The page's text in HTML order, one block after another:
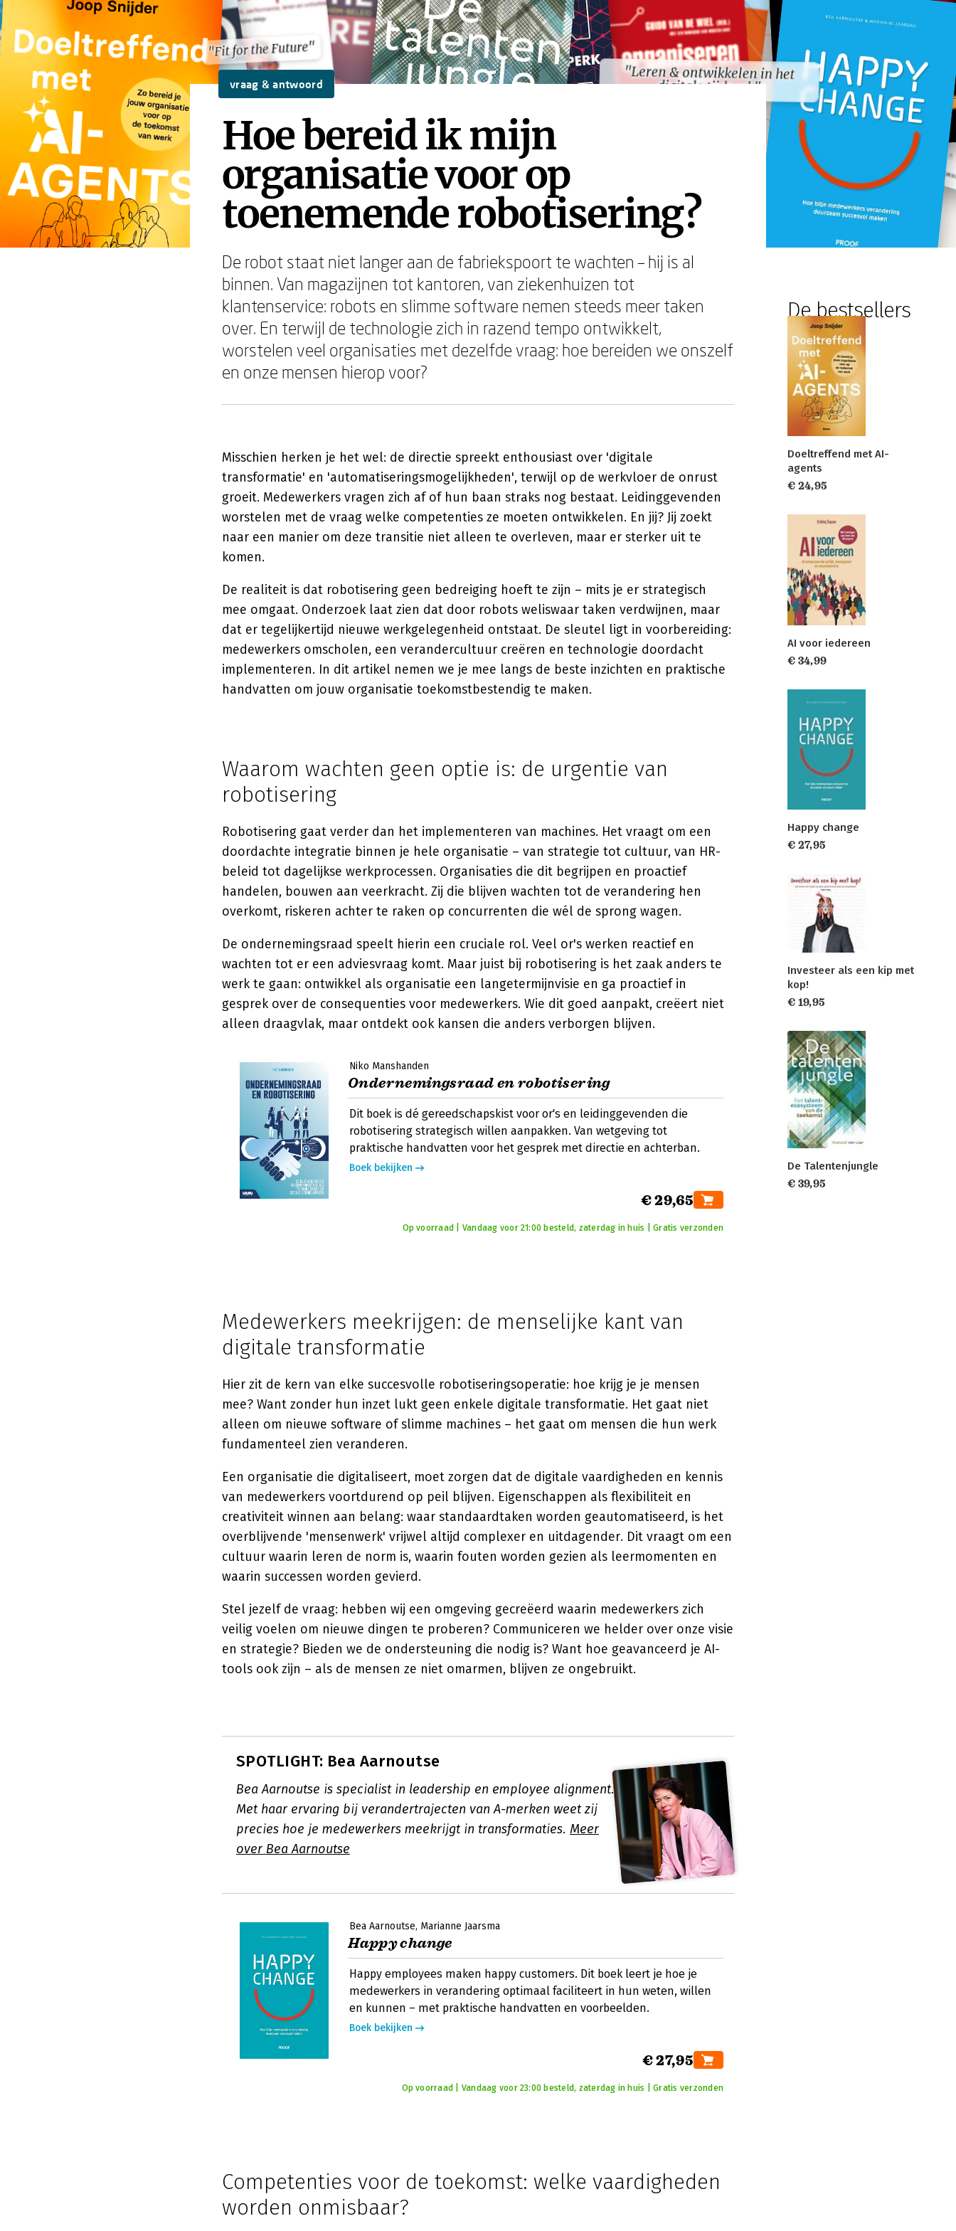
"Fit for the Future"
"Leren & ontwikkelen in het
digitale tijdperk"
"Fit for the Future"
"Leren & ontwikkelen in het
digitale tijdperk"
vraag & antwoord
Hoe bereid ik mijn
organisatie voor op
toenemende robotisering?
De robot staat niet langer aan de fabriekspoort te wachten – hij is al
binnen. Van magazijnen tot kantoren, van ziekenhuizen tot
klantenservice: robots en slimme software nemen steeds meer taken
over. En terwijl de technologie zich in razend tempo ontwikkelt,
worstelen veel organisaties met dezelfde vraag: hoe bereiden we onszelf
en onze mensen hierop voor?
Misschien herken je het wel: de directie spreekt enthousiast over 'digitale
transformatie' en 'automatiseringsmogelijkheden', terwijl op de werkvloer de onrust
groeit. Medewerkers vragen zich af of hun baan straks nog bestaat. Leidinggevenden
worstelen met de vraag welke competenties ze moeten ontwikkelen. En jij? Jij zoekt
naar een manier om deze transitie niet alleen te overleven, maar er sterker uit te
komen.
De realiteit is dat robotisering geen bedreiging hoeft te zijn – mits je er strategisch
mee omgaat. Onderzoek laat zien dat door robots weliswaar taken verdwijnen, maar
dat er tegelijkertijd nieuwe werkgelegenheid ontstaat. De sleutel ligt in voorbereiding:
medewerkers omscholen, een verandercultuur creëren en technologie doordacht
implementeren. In dit artikel nemen we je mee langs de beste inzichten en praktische
handvatten om jouw organisatie toekomstbestendig te maken.
Waarom wachten geen optie is: de urgentie van
robotisering
Robotisering gaat verder dan het implementeren van machines. Het vraagt om een
doordachte integratie binnen je hele organisatie – van strategie tot cultuur, van HR-
beleid tot dagelijkse werkprocessen. Organisaties die dit begrijpen en proactief
handelen, bouwen aan veerkracht. Zij die blijven wachten tot de verandering hen
overkomt, riskeren achter te raken op concurrenten die wél de sprong wagen.
De ondernemingsraad speelt hierin een cruciale rol. Veel or's werken reactief en
wachten tot er een adviesvraag komt. Maar juist bij robotisering is het zaak anders te
werk te gaan: ontwikkel als organisatie een langetermijnvisie en ga proactief in
gesprek over de consequenties voor medewerkers. Wie dit goed aanpakt, creëert niet
alleen draagvlak, maar ontdekt ook kansen die anders verborgen blijven.
Niko Manshanden
Ondernemingsraad en robotisering
Dit boek is dé gereedschapskist voor or's en leidinggevenden die
robotisering strategisch willen aanpakken. Van wetgeving tot
praktische handvatten voor het gesprek met directie en achterban.
Boek bekijken
€ 29,65
Op voorraad | Vandaag voor 21:00 besteld, zaterdag in huis | Gratis verzonden
Medewerkers meekrijgen: de menselijke kant van
digitale transformatie
Hier zit de kern van elke succesvolle robotiseringsoperatie: hoe krijg je je mensen
mee? Want zonder hun inzet lukt geen enkele digitale transformatie. Het gaat niet
alleen om nieuwe software of slimme machines – het gaat om mensen die hun werk
fundamenteel zien veranderen.
Een organisatie die digitaliseert, moet zorgen dat de digitale vaardigheden en kennis
van medewerkers voortdurend op peil blijven. Eigenschappen als flexibiliteit en
creativiteit winnen aan belang: waar standaardtaken worden geautomatiseerd, is het
overblijvende 'mensenwerk' vrijwel altijd complexer en uitdagender. Dit vraagt om een
cultuur waarin leren de norm is, waarin fouten worden gezien als leermomenten en
waarin successen worden gevierd.
Stel jezelf de vraag: hebben wij een omgeving gecreëerd waarin medewerkers zich
veilig voelen om nieuwe dingen te proberen? Communiceren we helder over onze visie
en strategie? Bieden we de ondersteuning die nodig is? Want hoe geavanceerd je AI-
tools ook zijn – als de mensen ze niet omarmen, blijven ze ongebruikt.
SPOTLIGHT: Bea Aarnoutse
Bea Aarnoutse is specialist in leadership en employee alignment.
Met haar ervaring bij verandertrajecten van A-merken weet zij
precies hoe je medewerkers meekrijgt in transformaties. Meer
over Bea Aarnoutse
Bea Aarnoutse Marianne Jaarsma
Happy change
Happy employees maken happy customers. Dit boek leert je hoe je
medewerkers in verandering optimaal faciliteert in hun weten, willen
en kunnen – met praktische handvatten en voorbeelden.
Boek bekijken
€ 27,95
Op voorraad | Vandaag voor 23:00 besteld, zaterdag in huis | Gratis verzonden
Competenties voor de toekomst: welke vaardigheden
worden onmisbaar?
De bestsellers
Doeltreffend met AI-
agents
€ 24,95
AI voor iedereen
€ 34,99
Happy change
€ 27,95
Investeer als een kip met
kop!
€ 19,95
De Talentenjungle
€ 39,95